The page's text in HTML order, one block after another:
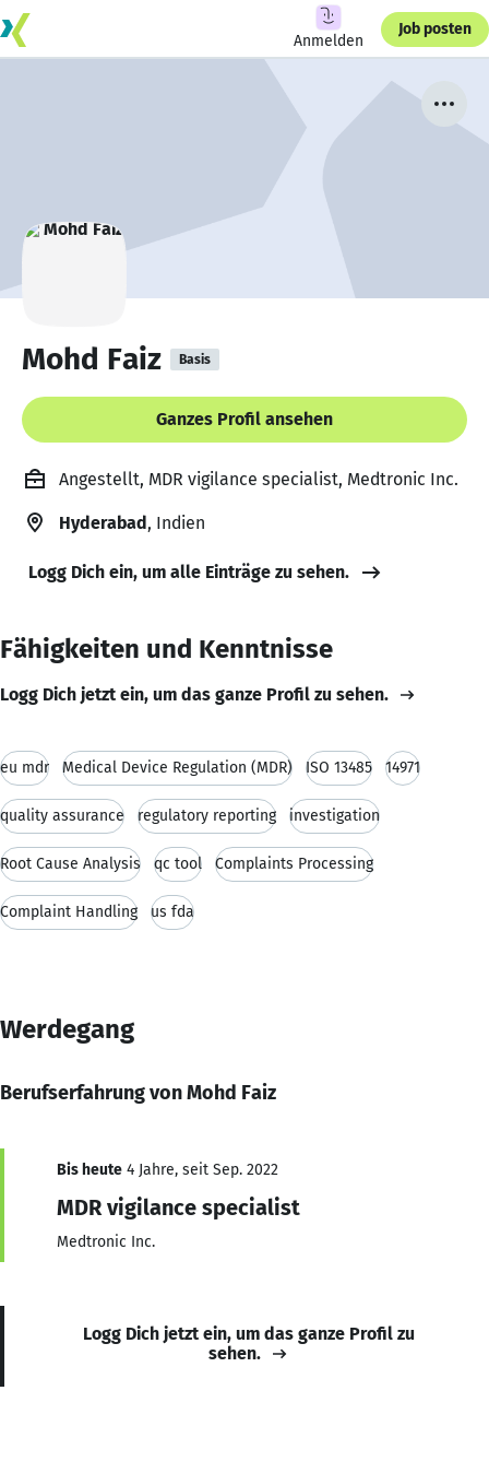
Anmelden
Job posten
Mohd Faiz Basis
Ganzes Profil ansehen
Angestellt, MDR vigilance specialist, Medtronic Inc.
Hyderabad, Indien
Logg Dich ein, um alle Einträge zu sehen.
Fähigkeiten und Kenntnisse
Logg Dich jetzt ein, um das ganze Profil zu sehen.
eu mdr Medical Device Regulation (MDR) ISO 13485 14971
quality assurance regulatory reporting investigation
Root Cause Analysis qc tool Complaints Processing
Complaint Handling us fda
Werdegang
Berufserfahrung von Mohd Faiz
Bis heute 4 Jahre, seit Sep. 2022
MDR vigilance specialist
Medtronic Inc.
Logg Dich jetzt ein, um das ganze Profil zu
sehen.